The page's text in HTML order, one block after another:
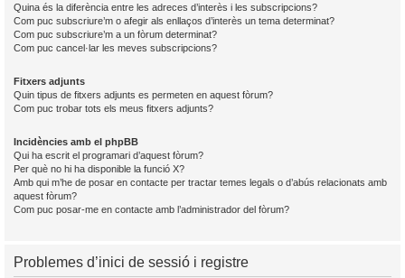
Quina és la diferència entre les adreces d’interès i les subscripcions?
Com puc subscriure’m o afegir als enllaços d’interès un tema determinat?
Com puc subscriure’m a un fòrum determinat?
Com puc cancel·lar les meves subscripcions?
Fitxers adjunts
Quin tipus de fitxers adjunts es permeten en aquest fòrum?
Com puc trobar tots els meus fitxers adjunts?
Incidències amb el phpBB
Qui ha escrit el programari d’aquest fòrum?
Per què no hi ha disponible la funció X?
Amb qui m’he de posar en contacte per tractar temes legals o d’abús relacionats amb
aquest fòrum?
Com puc posar-me en contacte amb l’administrador del fòrum?
Problemes d’inici de sessió i registre